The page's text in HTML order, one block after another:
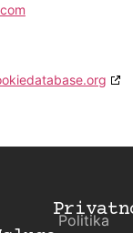
Politika